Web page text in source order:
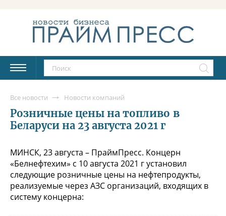
Все новости Новости компаний
Розничные цены на топливо в
Беларуси на 23 августа 2021 г
МИНСК, 23 августа – ПраймПресс. Концерн
«Белнефтехим» с 10 августа 2021 г установил
следующие розничные цены на нефтепродукты,
реализуемые через АЗС организаций, входящих в
систему концерна: